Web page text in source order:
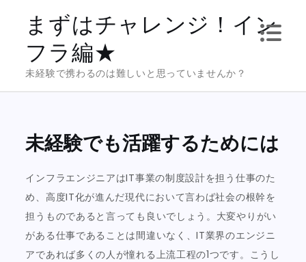
content
まずはチャレンジ！イン
フラ編★
未経験で携わるのは難しいと思っていませんか？
未経験でも活躍するためには
インフラエンジニアはIT事業の制度設計を担う仕事のた
め、高度IT化が進んだ現代において言わば社会の根幹を
担うものであると言っても良いでしょう。大変やりがい
がある仕事であることは間違いなく、IT業界のエンジニ
アであれば多くの人が憧れる上流工程の1つです。こうし